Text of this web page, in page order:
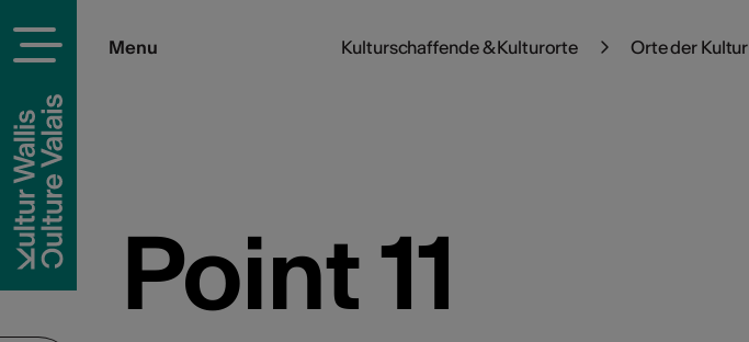
Menu Kulturschaffende & Kulturorte Orte der Kultur
Point 11